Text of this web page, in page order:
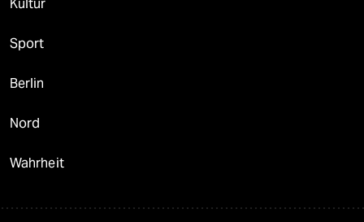
Kultur
Sport
Berlin
Nord
Wahrheit